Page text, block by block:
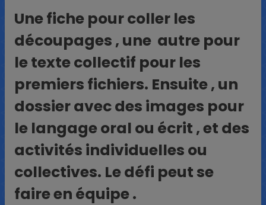
Une fiche pour coller les
découpages , une autre pour
le texte collectif pour les
premiers fichiers. Ensuite , un
dossier avec des images pour
le langage oral ou écrit , et des
activités individuelles ou
collectives. Le défi peut se
faire en équipe .